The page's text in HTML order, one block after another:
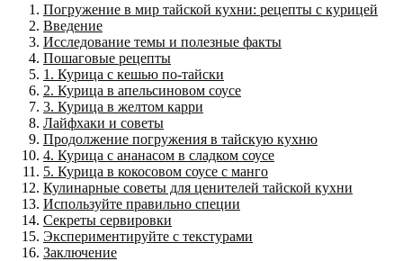
Погружение в мир тайской кухни: рецепты с курицей
Введение
Исследование темы и полезные факты
Пошаговые рецепты
1. Курица с кешью по-тайски
2. Курица в апельсиновом соусе
3. Курица в желтом карри
Лайфхаки и советы
Продолжение погружения в тайскую кухню
4. Курица с ананасом в сладком соусе
5. Курица в кокосовом соусе с манго
Кулинарные советы для ценителей тайской кухни
Используйте правильно специи
Секреты сервировки
Экспериментируйте с текстурами
Заключение